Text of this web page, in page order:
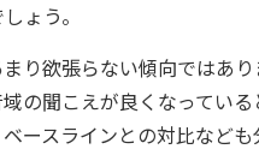
ょう。
り欲張らない傾向ではあ
の聞こえが良くなってい
ースラインとの対比など